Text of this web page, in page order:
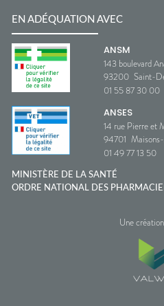
EN ADÉQUATION AVEC
ANSM
143 boulevard
93200 Saint-
01 55 87 30 00
ANSES
14 rue Pierre et
94701
01 49 77 13 50
MINISTÈRE DE LA SANTÉ
ORDRE NATIONAL DES
Une